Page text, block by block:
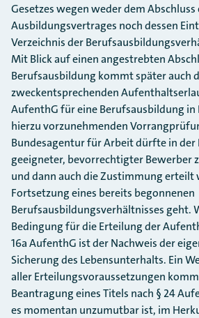
Gesetzes wegen weder dem Abschluss
Ausbildungsvertrages noch dessen
Verzeichnis der
Mit Blick auf einen angestrebten
Berufsausbildung kommt später auch
zweckentsprechenden
AufenthG für eine Berufsausbildung in
hierzu vorzunehmenden
Bundesagentur für Arbeit dürfte in der
geeigneter, bevorrechtigter Bewerber
und dann auch die Zustimmung erteilt
Fortsetzung eines bereits begonnenen
Berufsausbildungsverhältnisses geht.
Bedingung für die Erteilung der
16a AufenthG ist der Nachweis der
Sicherung des Lebensunterhalts. Ein
aller Erteilungsvoraussetzungen
Beantragung eines Titels nach § 24
es momentan unzumutbar ist, im